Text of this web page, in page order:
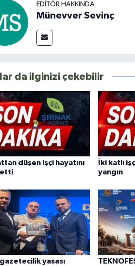
EDITÖR HAKKINDA
Münevver Sevinç
da ilginizi çekebilir
düşen işçi hayatını
İki katlı
yangın
yasası